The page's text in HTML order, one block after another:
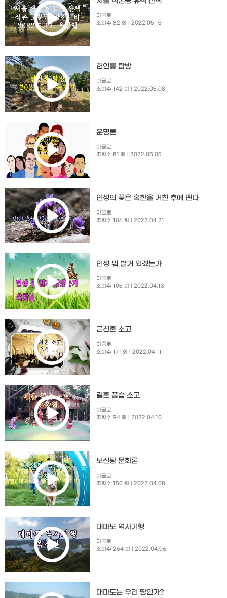
이금로
조회수 82 회
| 2022.05.15
헌인릉 탐방
이금로
조회수 142 회
| 2022.05.08
운명론
이금로
조회수 81 회
| 2022.05.05
인생의 꽃은 혹한을 거친 후에 핀다
이금로
조회수 106 회
| 2022.04.21
인생 뭐 별거 있겠는가
이금로
조회수 105 회
| 2022.04.13
근친혼 소고
이금로
조회수 171 회
| 2022.04.11
결혼 풍습 소고
이금로
조회수 94 회
| 2022.04.10
보신탕 문화론
이금로
조회수 150 회
| 2022.04.08
대마도 역사기행
이금로
조회수 264 회
| 2022.04.06
대마도는 우리 땅인가?